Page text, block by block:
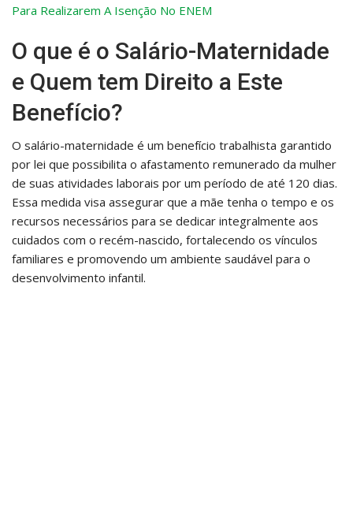
Para Realizarem A Isenção No ENEM
O que é o Salário-Maternidade
e Quem tem Direito a Este
Benefício?
O salário-maternidade é um benefício trabalhista garantido
por lei que possibilita o afastamento remunerado da mulher
de suas atividades laborais por um período de até 120 dias.
Essa medida visa assegurar que a mãe tenha o tempo e os
recursos necessários para se dedicar integralmente aos
cuidados com o recém-nascido, fortalecendo os vínculos
familiares e promovendo um ambiente saudável para o
desenvolvimento infantil.